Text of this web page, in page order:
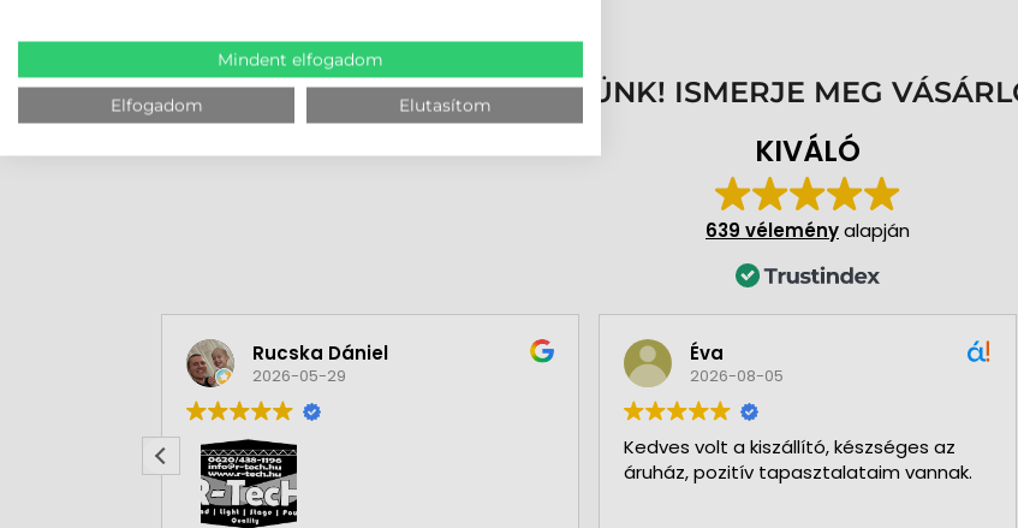
MEGBÍZHAT BENNÜNK! ISMERJE MEG
KIVÁLÓ
639 véleményalapján
Rucska Dániel
2026-05-29
Éva
2026-08-05
Kedves volt a kiszállító, készséges az
áruház, pozitív tapasztalataim vannak.
Mindent elfogadom
Elfogadom Elutasítom